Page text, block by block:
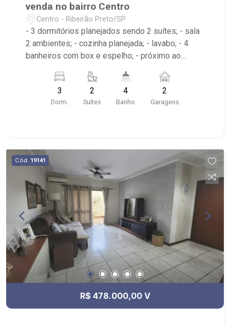
venda no bairro Centro
Centro - Ribeirão Preto/SP
- 3 dormitórios planejados sendo 2 suítes; - sala
2 ambientes; - cozinha planejada; - lavabo; - 4
banheiros com box e espelho; - próximo ao
Dionísio
3
Dorm.
2
Suítes
4
Banho
2
Garagens
Cód. 19141
R$ 478.000,00 V